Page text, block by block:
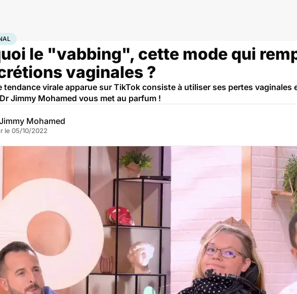
Toucher vaginal
le "vabbing", cette mode qui
vaginales ?
tendance virale apparue sur TikTok consiste à utiliser ses pertes vaginales
Jimmy Mohamed vous met au parfum !
Mohamed
le 05/10/2022